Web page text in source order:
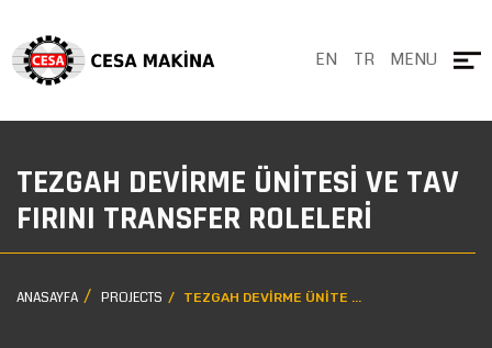
EN TR MENU
TEZGAH DEVIRME ÜNITESI VE TAV
FIRINI TRANSFER ROLELERI
ANASAYFA PROJECTS TEZGAH DEVIRME ÜNITE ...